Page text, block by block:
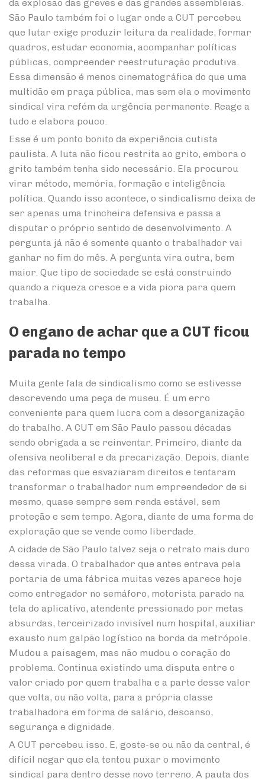
da explosão das greves e das grandes assembleias.
São Paulo também foi o lugar onde a CUT percebeu
que lutar exige produzir leitura da realidade, formar
quadros, estudar economia, acompanhar políticas
públicas, compreender reestruturação produtiva.
Essa dimensão é menos cinematográfica do que uma
multidão em praça pública, mas sem ela o movimento
sindical vira refém da urgência permanente. Reage a
tudo e elabora pouco.
Esse é um ponto bonito da experiência cutista
paulista. A luta não ficou restrita ao grito, embora o
grito também tenha sido necessário. Ela procurou
virar método, memória, formação e inteligência
política. Quando isso acontece, o sindicalismo deixa de
ser apenas uma trincheira defensiva e passa a
disputar o próprio sentido de desenvolvimento. A
pergunta já não é somente quanto o trabalhador vai
ganhar no fim do mês. A pergunta vira outra, bem
maior. Que tipo de sociedade se está construindo
quando a riqueza cresce e a vida piora para quem
trabalha.
O engano de achar que a CUT ficou
parada no tempo
Muita gente fala de sindicalismo como se estivesse
descrevendo uma peça de museu. É um erro
conveniente para quem lucra com a desorganização
do trabalho. A CUT em São Paulo passou décadas
sendo obrigada a se reinventar. Primeiro, diante da
ofensiva neoliberal e da precarização. Depois, diante
das reformas que esvaziaram direitos e tentaram
transformar o trabalhador num empreendedor de si
mesmo, quase sempre sem renda estável, sem
proteção e sem tempo. Agora, diante de uma forma de
exploração que se vende como liberdade.
A cidade de São Paulo talvez seja o retrato mais duro
dessa virada. O trabalhador que antes entrava pela
portaria de uma fábrica muitas vezes aparece hoje
como entregador no semáforo, motorista parado na
tela do aplicativo, atendente pressionado por metas
absurdas, terceirizado invisível num hospital, auxiliar
exausto num galpão logístico na borda da metrópole.
Mudou a paisagem, mas não mudou o coração do
problema. Continua existindo uma disputa entre o
valor criado por quem trabalha e a parte desse valor
que volta, ou não volta, para a própria classe
trabalhadora em forma de salário, descanso,
segurança e dignidade.
A CUT percebeu isso. E, goste-se ou não da central, é
difícil negar que ela tentou puxar o movimento
sindical para dentro desse novo terreno. A pauta dos